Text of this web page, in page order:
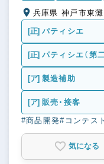
[正] パティシエ
[正] パティシエ（第
験）
[ア] 製造補助
[ア] 販売・接客
#商品開発#コンテス
気になる